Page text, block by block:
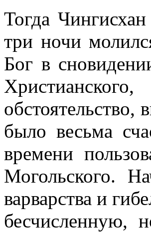
Тогда
три ночи
Бог в
было весьма
времени
Могольского.
варварства и
бесчисленную,